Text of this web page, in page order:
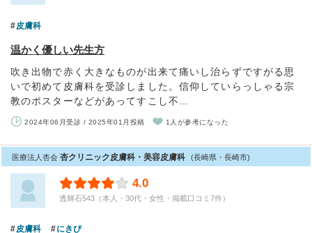
皮膚科
温かく優しい先生方
吹き出物で赤く大きなものが出来て痛いし治らずですがる思
いで初めて皮膚科を受診しました。信仰していらっしゃる宗
教のポスターなどがあってすこし不…
2024年06月受診 / 2025年01月投稿 1人が参考になった
医療法人杏会 杏クリニック皮膚科・美容皮膚科 (長崎県・長崎市)
4.0
透輝石543（本人・30代・女性・掲載口コミ7件）
皮膚科 にきび